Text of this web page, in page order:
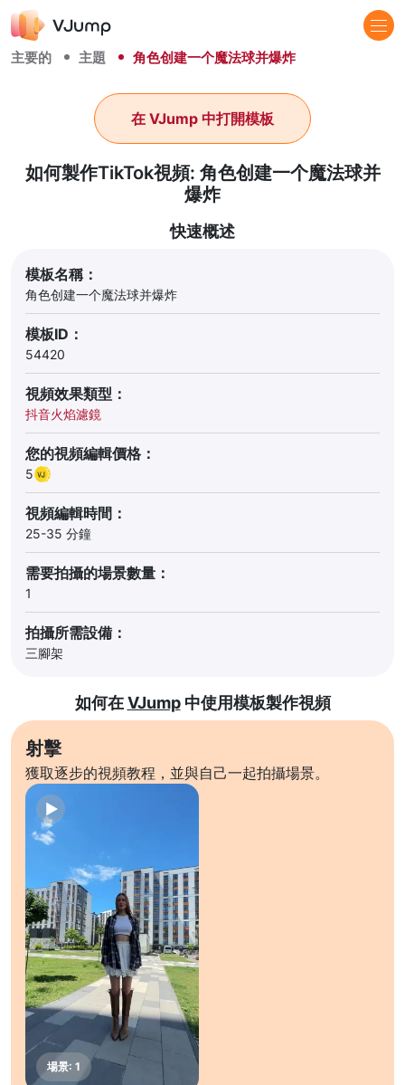
主要的 主題 角色创建一个魔法球并爆炸
如何製作TikTok視頻: 角色创建一个魔法球并
爆炸
在 VJump 中打開模板
快速概述
模板名稱：
角色创建一个魔法球并爆炸
模板ID：
54420
視頻效果類型：
抖音火焰濾鏡
您的視頻編輯價格：
5
視頻編輯時間：
25-35 分鐘
需要拍攝的場景數量：
1
拍攝所需設備：
三腳架
如何在VJump中使用模板製作視頻
射擊
獲取逐步的視頻教程，並與自己一起拍攝場景。